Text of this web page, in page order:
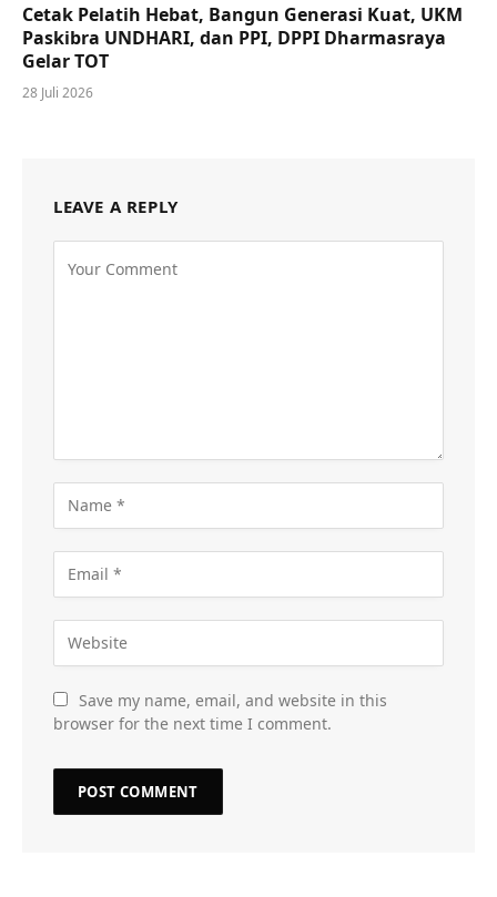
Cetak Pelatih Hebat, Bangun Generasi Kuat, UKM
Paskibra UNDHARI, dan PPI, DPPI Dharmasraya
Gelar TOT
28 Juli 2026
LEAVE A REPLY
Save my name, email, and website in this
browser for the next time I comment.